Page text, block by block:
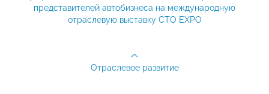
представителей автобизнеса на международную
отраслевую выставку СТО EXPO
Отраслевое развитие